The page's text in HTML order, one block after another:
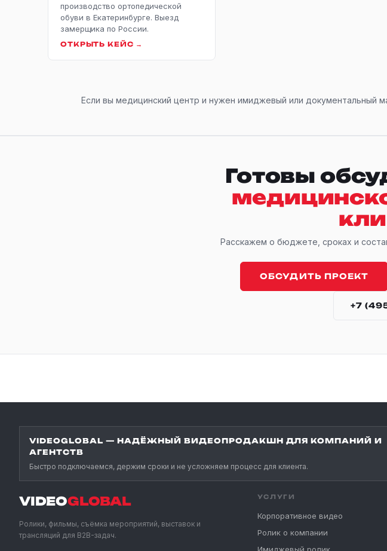
производство ортопедической
обуви в Екатеринбурге. Выезд
замерщика по России.
ОТКРЫТЬ КЕЙС →
Если вы медицинский центр и нужен имиджевый или документальный
Готовы
Расскажем о бюджете, сроках и
ОБСУДИТЬ ПРОЕКТ
+7
VIDEOGLOBAL — НАДЁЖНЫЙ ВИДЕОПРОДАКШН ДЛЯ КОМПАНИЙ И
АГЕНТСТВ
Быстро подключаемся, держим сроки и не усложняем процесс для клиента.
VIDEOGLOBAL
Ролики, фильмы, съёмка мероприятий, выставок и
трансляций для B2B-задач.
УСЛУГИ
Корпоративное видео
Ролик о компании